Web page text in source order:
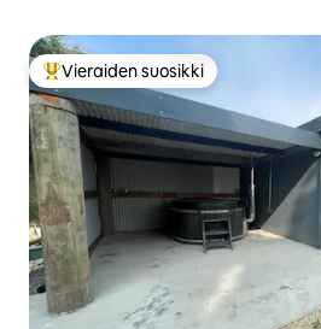
Vieraiden suosikkien parhaimmistoa
Vieraiden suosikki